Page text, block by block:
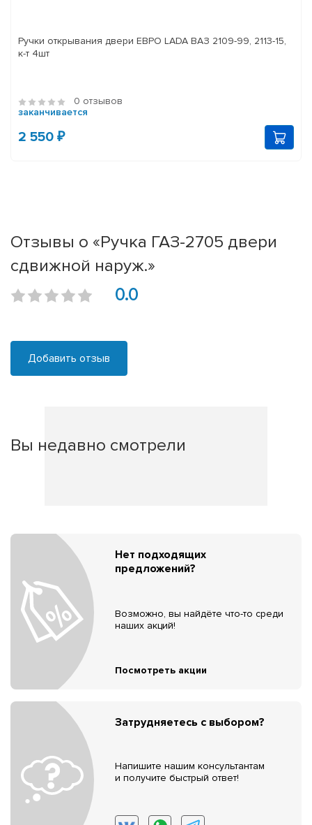
Ручки открывания двери ЕВРО LADA ВАЗ 2109-99, 2113-15,
к-т 4шт
0 отзывов
заканчивается
2 550 ₽
Отзывы о «Ручка ГАЗ-2705 двери
сдвижной наруж.»
0.0
Добавить отзыв
Вы недавно смотрели
Нет подходящих
предложений?
Возможно, вы найдёте что-то среди
наших акций!
Посмотреть акции
Затрудняетесь с выбором?
Напишите нашим консультантам
и получите быстрый ответ!